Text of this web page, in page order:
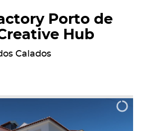
Porto de
Hub
Calados